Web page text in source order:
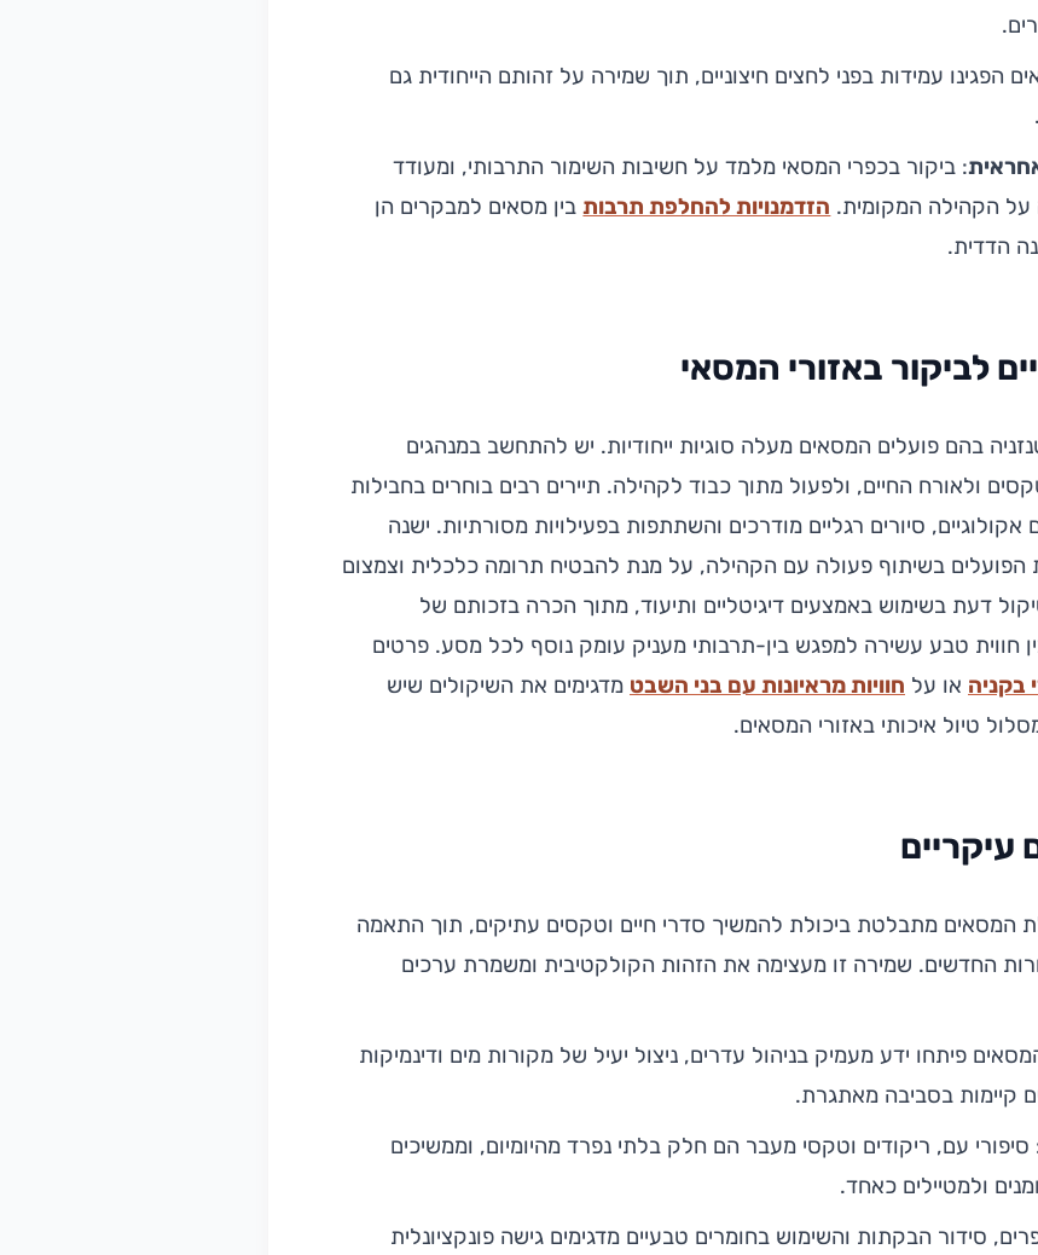
הפגינו עמידות בפני לחצים חיצוניים, תוך שמירה על זהותם הייחודית גם
: ביקור בכפרי המסאי מלמד על חשיבות השימור התרבותי, ומעודד
על הקהילה המקומית. הזדמנויות להחלפת תרבותבין מסאים למבקרים הן
הדדית.
לביקור באזורי המסאי
בהם פועלים המסאים מעלה סוגיות ייחודיות. יש להתחשב במנהגים
ולאורח החיים, ולפעול מתוך כבוד לקהילה. תיירים רבים בוחרים בחבילות
סיורים רגליים מודרכים והשתתפות בפעילויות מסורתיות. ישנה
הפועלים בשיתוף פעולה עם הקהילה, על מנת להבטיח תרומה כלכלית וצמצום
דעת בשימוש באמצעים דיגיטליים ותיעוד, מתוך הכרה בזכותם של
חווית טבע עשירה למפגש בין-תרבותי מעניק עומק נוסף לכל מסע. פרטים
בקניה או על חוויות מראיונות עם בני השבט מדגימים את השיקולים שיש
טיול איכותי באזורי המסאים.
עיקריים
המסאים מתבלטת ביכולת להמשיך סדרי חיים וטקסים עתיקים, תוך התאמה
החדשים. שמירה זו מעצימה את הזהות הקולקטיבית ומשמרת ערכים
פיתחו ידע מעמיק בניהול עדרים, ניצול יעיל של מקורות מים ודינמיקות
קיימות בסביבה מאתגרת.
עם, ריקודים וטקסי מעבר הם חלק בלתי נפרד מהיומיום, וממשיכים
ולמטיילים כאחד.
סידור הבקתות והשימוש בחומרים טבעיים מדגימים גישה פונקציונלית